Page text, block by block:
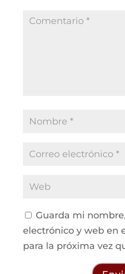
Guarda mi
electrónico y web en
para la próxima vez